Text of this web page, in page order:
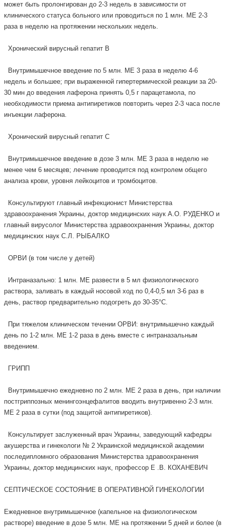
может быть пролонгирован до 2-3 недель в зависимости от
клинического статуса больного или проводиться по 1 млн. МЕ 2-3
раза в неделю на протяжении нескольких недель.
Хронический вирусный гепатит В
Внутримышечное введение по 5 млн. МЕ 3 раза в неделю 4-6
недель и большее; при выраженной гипертермической реакции за 20-
30 мин до введения лаферона принять 0,5 г парацетамола, по
необходимости приема антипиретиков повторить через 2-3 часа после
инъекции лаферона.
Хронический вирусный гепатит С
Внутримышечное введение в дозе 3 млн. МЕ 3 раза в неделю не
менее чем 6 месяцев; лечение проводится под контролем общего
анализа крови, уровня лейкоцитов и тромбоцитов.
Консультируют главный инфекционист Министерства
здравоохранения Украины, доктор медицинских наук А.О. РУДЕНКО и
главный вирусолог Министерства здравоохранения Украины, доктор
медицинских наук С.Л. РЫБАЛКО
ОРВИ (в том числе у детей)
Интраназально: 1 млн. МЕ развести в 5 мл физиологического
раствора, заливать в каждый носовой ход по 0,4-0,5 мл 3-6 раз в
день, раствор предварительно подогреть до 30-35°С.
При тяжелом клиническом течении ОРВИ: внутримышечно каждый
день по 1-2 млн. МЕ 1-2 раза в день вместе с интраназальным
введением.
ГРИПП
Внутримышечно ежедневно по 2 млн. МЕ 2 раза в день, при наличии
постгриппозных менингоэнцефалитов вводить внутривенно 2-3 млн.
МЕ 2 раза в сутки (под защитой антипиретиков).
Консультирует заслуженный врач Украины, заведующий кафедры
акушерства и гинекологи № 2 Украинской медицинской академии
последипломного образования Министерства здравоохранения
Украины, доктор медицинских наук, профессор Е .В. КОХАНЕВИЧ
СЕПТИЧЕСКОЕ СОСТОЯНИЕ В ОПЕРАТИВНОЙ ГИНЕКОЛОГИИ
Ежедневное внутримышечное (капельное на физиологическом
растворе) введение в дозе 5 млн. МЕ на протяжении 5 дней и более (в